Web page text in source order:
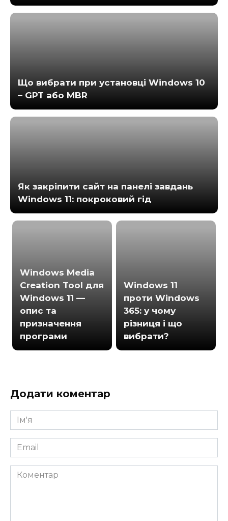
Що вибрати при установці Windows 10
– GPT або MBR
Як закріпити сайт на панелі завдань
Windows 11: покроковий гід
Windows Media
Creation Tool для
Windows 11 —
опис та
призначення
програми
Windows 11
проти Windows
365: у чому
різниця і що
вибрати?
Додати коментар
Ім'я
*
Email
*
Коментар